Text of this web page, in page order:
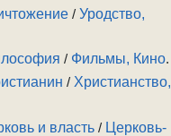
/Уродство,
/ Фильмы, Кино.
/ Христианство,
и власть / Церковь-